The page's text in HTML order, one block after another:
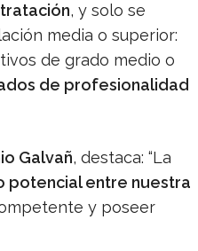
, y solo se
media o superior:
de grado medio o
de profesionalidad
Galvañ, destaca: “La
potencial entre nuestra
y poseer